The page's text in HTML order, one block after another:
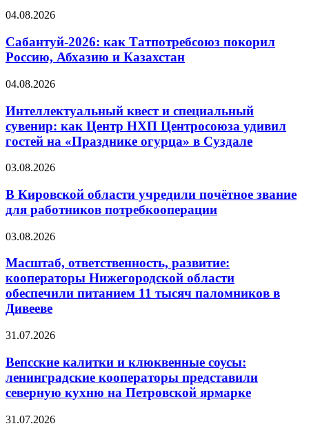
04.08.2026
Сабантуй-2026: как Татпотребсоюз покорил
Россию, Абхазию и Казахстан
04.08.2026
Интеллектуальный квест и специальный
сувенир: как Центр НХП Центросоюза удивил
гостей на «Празднике огурца» в Суздале
03.08.2026
В Кировской области учредили почётное звание
для работников потребкооперации
03.08.2026
Масштаб, ответственность, развитие:
кооператоры Нижегородской области
обеспечили питанием 11 тысяч паломников в
Дивееве
31.07.2026
Вепсские калитки и клюквенные соусы:
ленинградские кооператоры представили
северную кухню на Петровской ярмарке
31.07.2026